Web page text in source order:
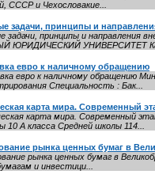
СССР и Чехословакие...
задачи, принципы и
задачи, принципы и
ЮРИДИЧЕСКИЙ УНИВЕРСИТЕТ
евро к наличному обращению
евро к наличному обращению
Специальность : Бак...
карта мира. Современный
карта мира. Современный
А класса Средней школы 114...
рынка ценных бумаг в
рынка ценных бумаг в
и инвестици...